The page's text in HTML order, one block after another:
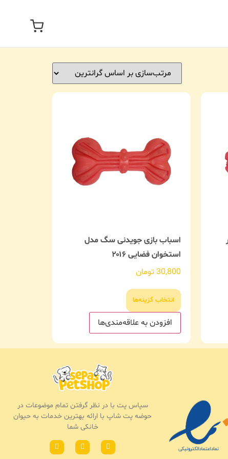
اسباب بازی جویدنی سگ مدل
استخوان فضایی ۲۰۱۶
30,800تومان
انتخاب گزینه‌ها
افزودن به علاقه‌مندی‌ها
سپاس پت با در نظر گرفتن تمام موضوعات در
حوضه پت شاپ با ارائه بهترین خدمات به حیوان
خانکی شما